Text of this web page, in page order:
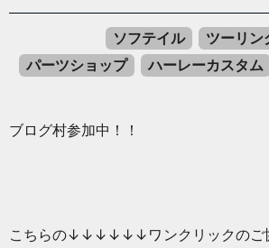
ソフテイル ツーリン
パーツショップ
ハーレーカスタム
ブログ村参加中！！
こちらの↓↓↓↓↓↓ワンクリックのご